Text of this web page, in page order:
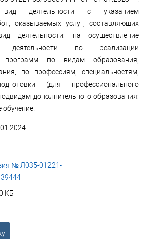
вид деятельности с указанием
оказываемых услуг, составляющих
деятельности: на осуществление
деятельности по реализации
программ по видам образования,
по профессиям, специальностям,
(для профессионального
дополнительного образования:
№ Л035-01221-
КБ